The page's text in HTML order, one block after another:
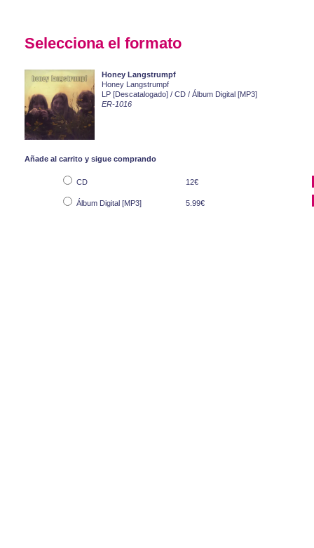
Selecciona el formato
Honey Langstrumpf
Honey Langstrumpf
LP [Descatalogado] / CD / Álbum Digital [MP3]
ER-1016
Añade al carrito y sigue comprando
CD 12€
Álbum Digital [MP3] 5.99€